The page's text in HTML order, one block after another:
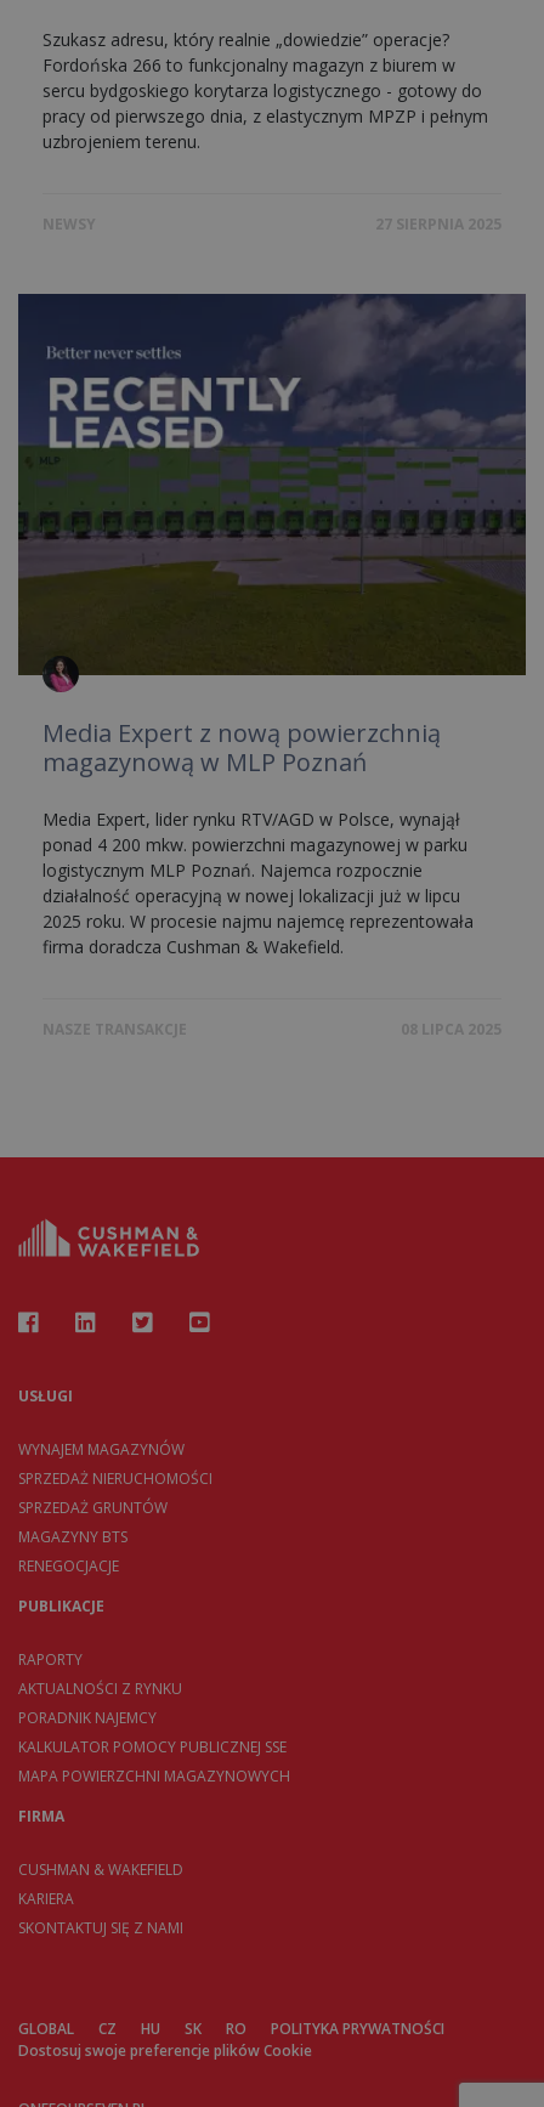
Szukasz adresu, który realnie „dowiedzie” operacje?
Fordońska 266 to funkcjonalny magazyn z biurem w
sercu bydgoskiego korytarza logistycznego - gotowy do
pracy od pierwszego dnia, z elastycznym MPZP i pełnym
uzbrojeniem terenu.
NEWSY 27 SIERPNIA 2025
Media Expert z nową powierzchnią
magazynową w MLP Poznań
Media Expert, lider rynku RTV/AGD w Polsce, wynajął
ponad 4 200 mkw. powierzchni magazynowej w parku
logistycznym MLP Poznań. Najemca rozpocznie
działalność operacyjną w nowej lokalizacji już w lipcu
2025 roku. W procesie najmu najemcę reprezentowała
firma doradcza Cushman & Wakefield.
NASZE TRANSAKCJE 08 LIPCA 2025
USŁUGI
WYNAJEM MAGAZYNÓW
SPRZEDAŻ NIERUCHOMOŚCI
SPRZEDAŻ GRUNTÓW
MAGAZYNY BTS
RENEGOCJACJE
PUBLIKACJE
RAPORTY
AKTUALNOŚCI Z RYNKU
PORADNIK NAJEMCY
KALKULATOR POMOCY PUBLICZNEJ SSE
MAPA POWIERZCHNI MAGAZYNOWYCH
FIRMA
CUSHMAN & WAKEFIELD
KARIERA
SKONTAKTUJ SIĘ Z NAMI
GLOBAL CZ HU SK RO
POLITYKA PRYWATNOŚCI
Dostosuj swoje preferencje plików Cookie